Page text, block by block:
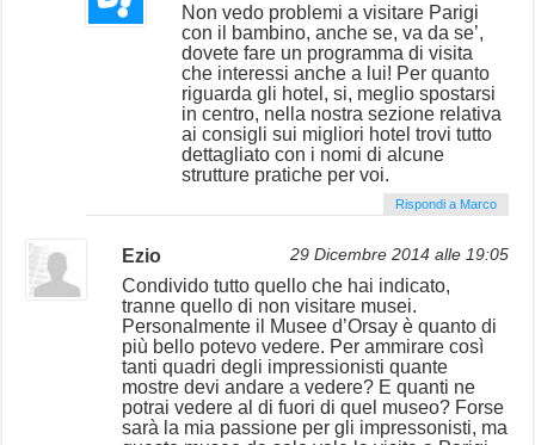
Non vedo problemi a visitare Parigi
con il bambino, anche se, va da se’,
dovete fare un programma di visita
che interessi anche a lui! Per quanto
riguarda gli hotel, si, meglio spostarsi
in centro, nella nostra sezione relativa
ai consigli sui migliori hotel trovi tutto
dettagliato con i nomi di alcune
strutture pratiche per voi.
Rispondi a Marco
Ezio 29 Dicembre 2014 alle 19:05
Condivido tutto quello che hai indicato,
tranne quello di non visitare musei.
Personalmente il Musee d’Orsay è quanto di
più bello potevo vedere. Per ammirare così
tanti quadri degli impressionisti quante
mostre devi andare a vedere? E quanti ne
potrai vedere al di fuori di quel museo? Forse
sarà la mia passione per gli impressonisti, ma